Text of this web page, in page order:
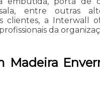
entre outras
clientes, a Interwall
da
Madeira